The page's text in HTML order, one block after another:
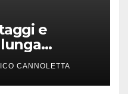
e
CANNOLETTA